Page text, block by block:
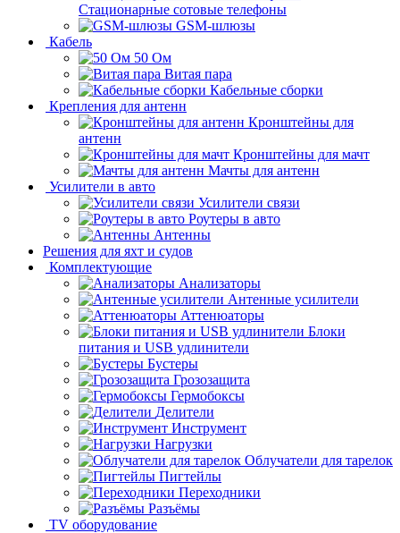
Стационарные сотовые телефоны
GSM-шлюзы
Кабель
50 Ом
Витая пара
Кабельные сборки
Крепления для антенн
Кронштейны для
антенн
Кронштейны для мачт
Мачты для антенн
Усилители в авто
Усилители связи
Роутеры в авто
Антенны
Решения для яхт и судов
Комплектующие
Анализаторы
Антенные усилители
Аттенюаторы
Блоки
питания и USB удлинители
Бустеры
Грозозащита
Гермобоксы
Делители
Инструмент
Нагрузки
Облучатели для тарелок
Пигтейлы
Переходники
Разъёмы
TV оборудование